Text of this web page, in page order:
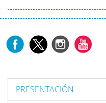
PRESENTACIÓN